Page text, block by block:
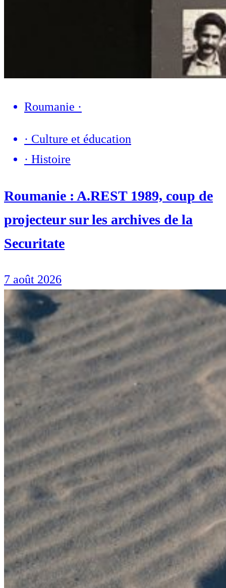
Roumanie ·
· Culture et éducation
· Histoire
Roumanie : A.REST 1989, coup de
projecteur sur les archives de la
Securitate
7 août 2026